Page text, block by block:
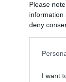
Please
information
deny
I want